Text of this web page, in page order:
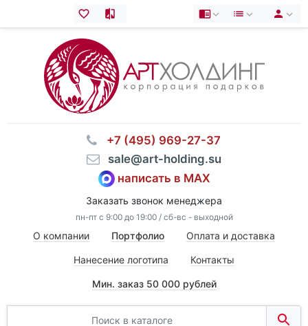
⠀+7 (495) 969-27-37
⠀sale@art-holding.su
написать в MAX
Заказать звонок менеджера
пн-пт с 9:00 до 19:00 / сб-вс - выходной
О компании Портфолио Оплата и доставка
Нанесение логотипа Контакты
Мин. заказ 50 000 рублей